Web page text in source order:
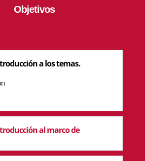
Objetivos
a los temas.
al marco de